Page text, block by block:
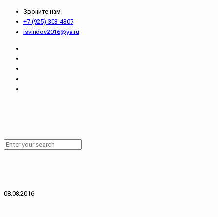
Звоните нам
+7 (925) 303-4307
isviridov2016@ya.ru
08.08.2016